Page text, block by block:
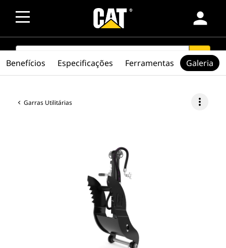
person
SEARCH search
Garras Utilitárias more_vert
Benefícios Especificações Ferramentas Galeria